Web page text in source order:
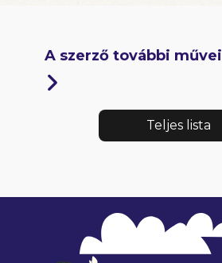
A szerző további művei
Teljes lista